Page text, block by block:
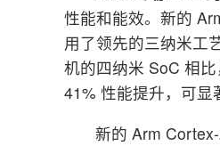
性能和能效。新的
用了领先的三纳米工
机的四纳米 SoC 相
41% 性能提升，可显
新的 Arm